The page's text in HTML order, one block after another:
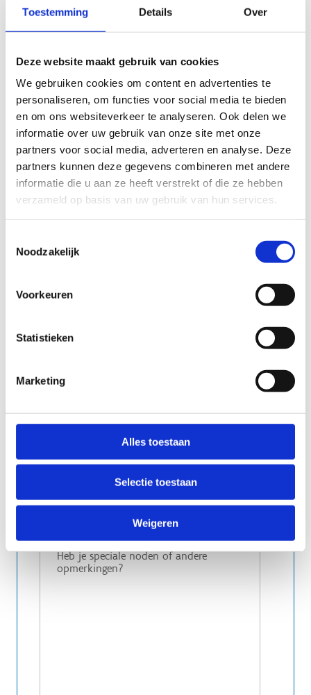
Toestemming Details Over
Deze website maakt gebruik van cookies
We gebruiken cookies om content en advertenties te
personaliseren, om functies voor social media te bieden
en om ons websiteverkeer te analyseren. Ook delen we
informatie over uw gebruik van onze site met onze
partners voor social media, adverteren en analyse. Deze
partners kunnen deze gegevens combineren met andere
informatie die u aan ze heeft verstrekt of die ze hebben
verzameld op basis van uw gebruik van hun services.
Noodzakelijk
Voorkeuren
Statistieken
Marketing
Alles toestaan
Selectie toestaan
Weigeren
Voornaam voor de facturatie